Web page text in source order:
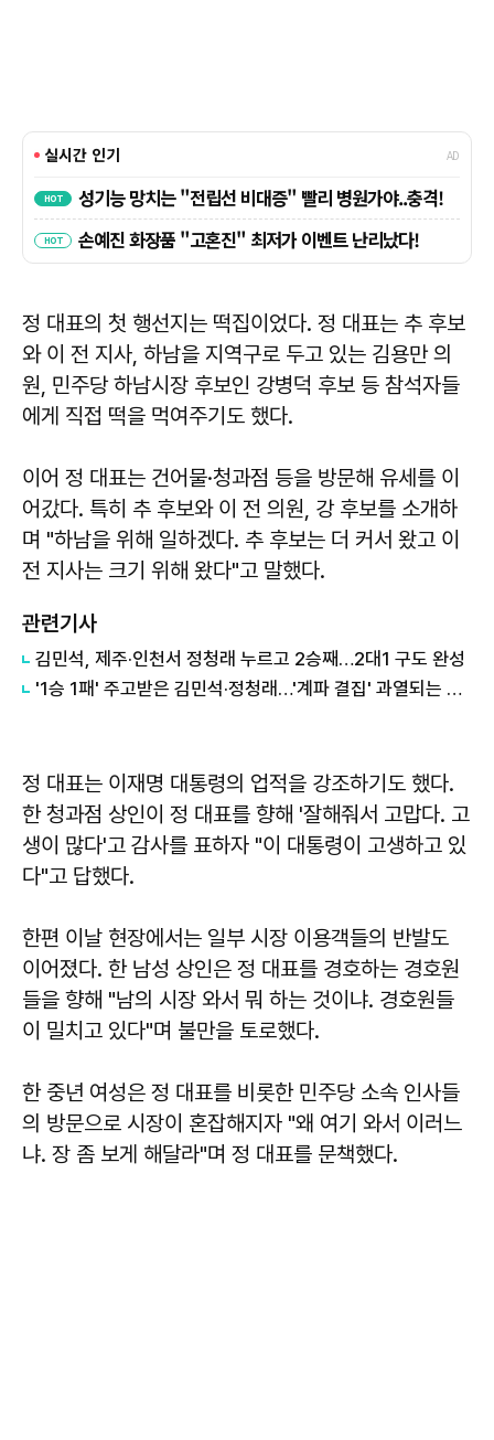
정 대표의 첫 행선지는 떡집이었다. 정 대표는 추 후보
와 이 전 지사, 하남을 지역구로 두고 있는 김용만 의
원, 민주당 하남시장 후보인 강병덕 후보 등 참석자들
에게 직접 떡을 먹여주기도 했다.
이어 정 대표는 건어물·청과점 등을 방문해 유세를 이
어갔다. 특히 추 후보와 이 전 의원, 강 후보를 소개하
며 "하남을 위해 일하겠다. 추 후보는 더 커서 왔고 이
전 지사는 크기 위해 왔다"고 말했다.
관련기사
김민석, 제주·인천서 정청래 누르고 2승째…2대1 구도 완성
'1승 1패' 주고받은 김민석·정청래…'계파 결집' 과열되는 與 전당대회
정 대표는 이재명 대통령의 업적을 강조하기도 했다.
한 청과점 상인이 정 대표를 향해 '잘해줘서 고맙다. 고
생이 많다'고 감사를 표하자 "이 대통령이 고생하고 있
다"고 답했다.
한편 이날 현장에서는 일부 시장 이용객들의 반발도
이어졌다. 한 남성 상인은 정 대표를 경호하는 경호원
들을 향해 "남의 시장 와서 뭐 하는 것이냐. 경호원들
이 밀치고 있다"며 불만을 토로했다.
한 중년 여성은 정 대표를 비롯한 민주당 소속 인사들
의 방문으로 시장이 혼잡해지자 "왜 여기 와서 이러느
냐. 장 좀 보게 해달라"며 정 대표를 문책했다.